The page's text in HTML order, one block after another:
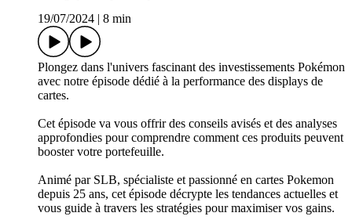
19/07/2024
8 min
Plongez dans l'univers fascinant des investissements Pokémon
avec notre épisode dédié à la performance des displays de
cartes.
Cet épisode va vous offrir des conseils avisés et des analyses
approfondies pour comprendre comment ces produits peuvent
booster votre portefeuille.
Animé par SLB, spécialiste et passionné en cartes Pokemon
depuis 25 ans, cet épisode décrypte les tendances actuelles et
vous guide à travers les stratégies pour maximiser vos gains.